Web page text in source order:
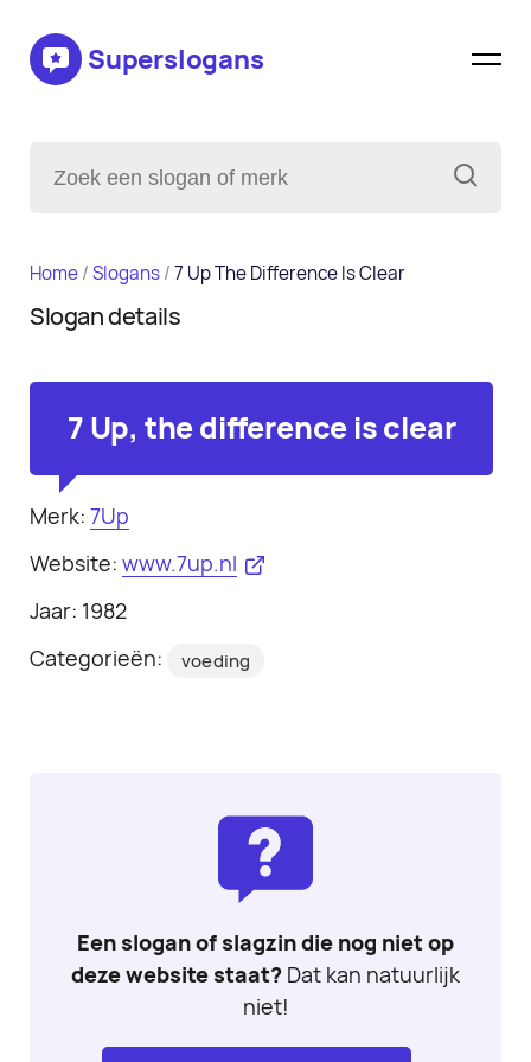
Superslogans
Home/Slogans/7 Up The Difference Is Clear
Slogan details
7 Up, the difference is clear
Merk: 7Up
Website: www.7up.nl
Jaar: 1982
Categorieën:
voeding
Een slogan of slagzin die nog niet op
deze website staat? Dat kan natuurlijk
niet!